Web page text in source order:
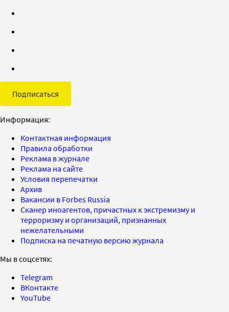
Подписаться
Информация:
Контактная информация
Правила обработки
Реклама в журнале
Реклама на сайте
Условия перепечатки
Архив
Вакансии в Forbes Russia
Сканер иноагентов, причастных к экстремизму и
терроризму и организаций, признанных
нежелательными
Подписка на печатную версию журнала
Мы в соцсетях:
Telegram
ВКонтакте
YouTube